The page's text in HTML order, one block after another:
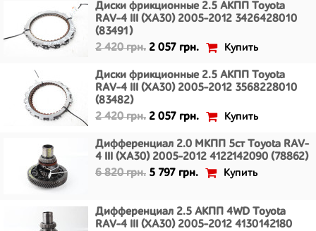
Диски фрикционные 2.5 АКПП Toyota
RAV-4 III (XA30) 2005-2012 3426428010
(83491)
2 420 грн. 2 057 грн. Купить
Диски фрикционные 2.5 АКПП Toyota
RAV-4 III (XA30) 2005-2012 3568228010
(83482)
2 420 грн. 2 057 грн. Купить
Дифференциал 2.0 МКПП 5ст Toyota RAV-
4 III (XA30) 2005-2012 4122142090 (78862)
6 820 грн. 5 797 грн. Купить
Дифференциал 2.5 АКПП 4WD Toyota
RAV-4 III (XA30) 2005-2012 4130142180